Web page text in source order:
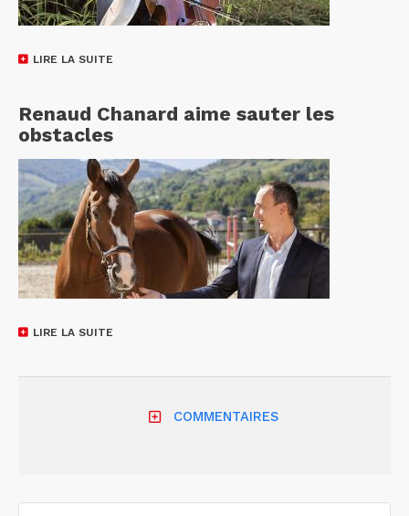
LIRE LA SUITE
Renaud Chanard aime sauter les
obstacles
LIRE LA SUITE
COMMENTAIRES